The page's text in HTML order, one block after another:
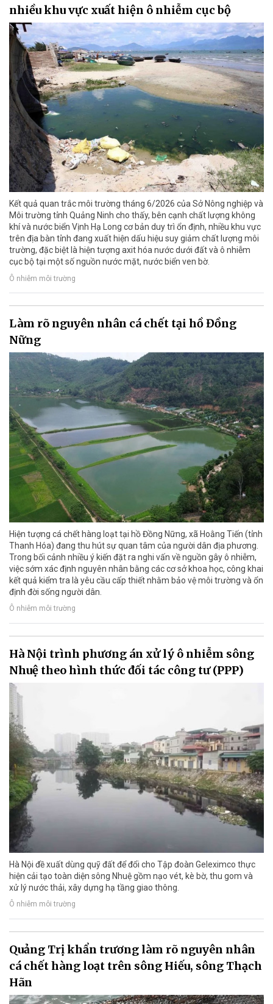
nhiều khu vực xuất hiện ô nhiễm cục bộ
Kết quả quan trắc môi trường tháng 6/2026 của Sở Nông nghiệp và
Môi trường tỉnh Quảng Ninh cho thấy, bên cạnh chất lượng không
khí và nước biển Vịnh Hạ Long cơ bản duy trì ổn định, nhiều khu vực
trên địa bàn tỉnh đang xuất hiện dấu hiệu suy giảm chất lượng môi
trường, đặc biệt là hiện tượng axit hóa nước dưới đất và ô nhiễm
cục bộ tại một số nguồn nước mặt, nước biển ven bờ.
Ô nhiễm môi trường
Làm rõ nguyên nhân cá chết tại hồ Đồng
Nững
Hiện tượng cá chết hàng loạt tại hồ Đồng Nững, xã Hoằng Tiến (tỉnh
Thanh Hóa) đang thu hút sự quan tâm của người dân địa phương.
Trong bối cảnh nhiều ý kiến đặt ra nghi vấn về nguồn gây ô nhiễm,
việc sớm xác định nguyên nhân bằng các cơ sở khoa học, công khai
kết quả kiểm tra là yêu cầu cấp thiết nhằm bảo vệ môi trường và ổn
định đời sống người dân.
Ô nhiễm môi trường
Hà Nội trình phương án xử lý ô nhiễm sông
Nhuệ theo hình thức đối tác công tư (PPP)
Hà Nội đề xuất dùng quỹ đất để đổi cho Tập đoàn Geleximco thực
hiện cải tạo toàn diện sông Nhuệ gồm nạo vét, kè bờ, thu gom và
xử lý nước thải, xây dựng hạ tầng giao thông.
Ô nhiễm môi trường
Quảng Trị khẩn trương làm rõ nguyên nhân
cá chết hàng loạt trên sông Hiếu, sông Thạch
Hãn